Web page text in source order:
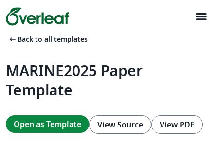
menu
arrow_left_alt Back to all templates
MARINE2025 Paper
Template
Open as Template View Source View PDF